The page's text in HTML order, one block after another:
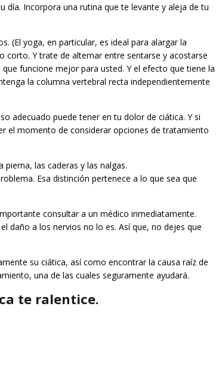
Incorpora una rutina que te levante y aleja de tu
(El yoga, en particular, es ideal para alargar la
corto. Y trate de alternar entre sentarse y acostarse
funcione mejor para usted. Y el efecto que tiene la
la columna vertebral recta independientemente
adecuado puede tener en tu dolor de ciática. Y si
el momento de considerar opciones de tratamiento
las caderas y las nalgas.
Esa distinción pertenece a lo que sea que
consultar a un médico inmediatamente.
daño a los nervios no lo es. Así que, no dejes que
su ciática, así como encontrar la causa raíz de
una de las cuales seguramente ayudará.
te ralentice.